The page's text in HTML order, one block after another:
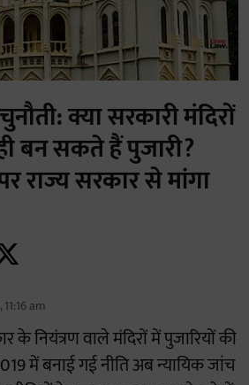
क्या सरकारी मंदिरों
बन सकते हैं पुजारी?
राज्य सरकार से मांगा
am
के नियंत्रण वाले मंदिरों में पुजारियों की
में बनाई गई नीति अब न्यायिक जांच